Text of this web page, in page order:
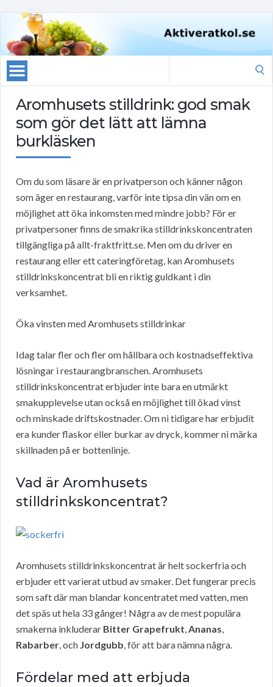
Aromhusets stilldrink: god smak
som gör det lätt att lämna
burkläsken
Om du som läsare är en privatperson och känner någon
som äger en restaurang, varför inte tipsa din vän om en
möjlighet att öka inkomsten med mindre jobb? För er
privatpersoner finns de smakrika stilldrinkskoncentraten
tillgängliga på allt-fraktfritt.se. Men om du driver en
restaurang eller ett cateringföretag, kan Aromhusets
stilldrinkskoncentrat bli en riktig guldkant i din
verksamhet.
Öka vinsten med Aromhusets stilldrinkar
Idag talar fler och fler om hållbara och kostnadseffektiva
lösningar i restaurangbranschen. Aromhusets
stilldrinkskoncentrat erbjuder inte bara en utmärkt
smakupplevelse utan också en möjlighet till ökad vinst
och minskade driftskostnader. Om ni tidigare har erbjudit
era kunder flaskor eller burkar av dryck, kommer ni märka
skillnaden på er bottenlinje.
Vad är Aromhusets
stilldrinkskoncentrat?
Aromhusets stilldrinkskoncentrat är helt sockerfria och
erbjuder ett varierat utbud av smaker. Det fungerar precis
som saft där man blandar koncentratet med vatten, men
det späs ut hela 33 gånger! Några av de mest populära
smakerna inkluderar Bitter Grapefrukt,Ananas,
Rabarber, och Jordgubb, för att bara nämna några.
Fördelar med att erbjuda